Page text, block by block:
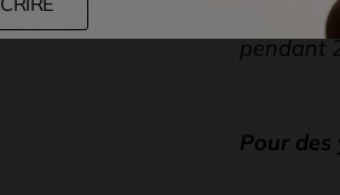
Make
pendant
Pour des